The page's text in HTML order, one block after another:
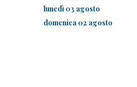
lunedì 03 agosto
domenica 02 agosto